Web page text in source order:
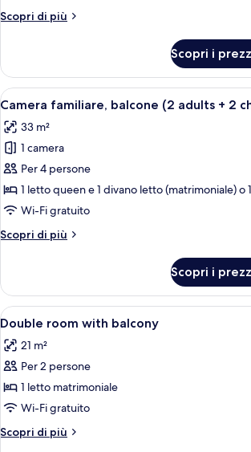
vista
Scopri di più
Altri
Standard,
balcone,
vista
Scopri i
Apri
tutte
le
foto
per
Camera
familiare,
(2
2
children)
Una camera
3
Camera familiare, balcone (2 adults + 2
33 m²
1 camera
Per 4 persone
1 letto queen e 1 divano letto (matrimoniale) o
Wi-Fi gratuito
Scopri di più
Altri
familiare,
balcone
(2
+
2
Scopri i
Apri
tutte
le
foto
per
Double
room
with
Biancheria
2
Double room with balcony
21 m²
Per 2 persone
1 letto matrimoniale
Wi-Fi gratuito
Scopri di più
Altri